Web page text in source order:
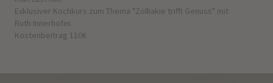
Exklusiver Kochkurs zum Thema "Zölliakie trifft Genuss" mit
Ruth Innerhofer.
Kostenbeitrag 110€